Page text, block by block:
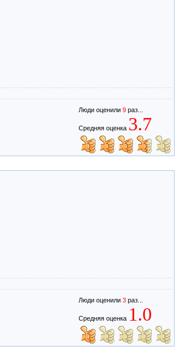
Люди оценили 9 раз...
Средняя оценка 3.7
Люди оценили 3 раз...
Средняя оценка 1.0